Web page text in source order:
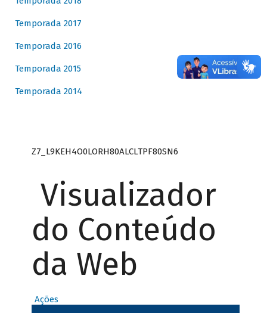
Temporada 2017
Temporada 2016
Temporada 2015
Temporada 2014
Z7_L9KEH4O0LORH80ALCLTPF80SN6
Visualizador
do Conteúdo
da Web
Ações